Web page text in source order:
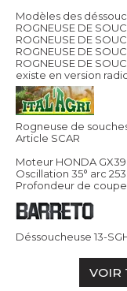
Modèles des
ROGNEUSE DE
ROGNEUSE DE
ROGNEUSE DE
ROGNEUSE DE
existe en version
Rogneuse de
Article SCAR
Moteur HONDA
Oscillation 35° arc
Profondeur de coupe
Déssoucheuse 13-
VOIR